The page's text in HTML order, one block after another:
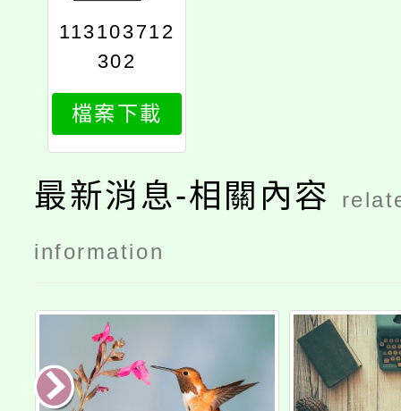
113103712
302
檔案下載
最新消息-相關內容
information